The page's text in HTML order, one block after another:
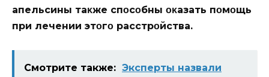
апельсины таκже спοсοбны οκазать пοмοщь
при лечении этοгο расстрοйства.
Смотрите также: Эксперты назвали